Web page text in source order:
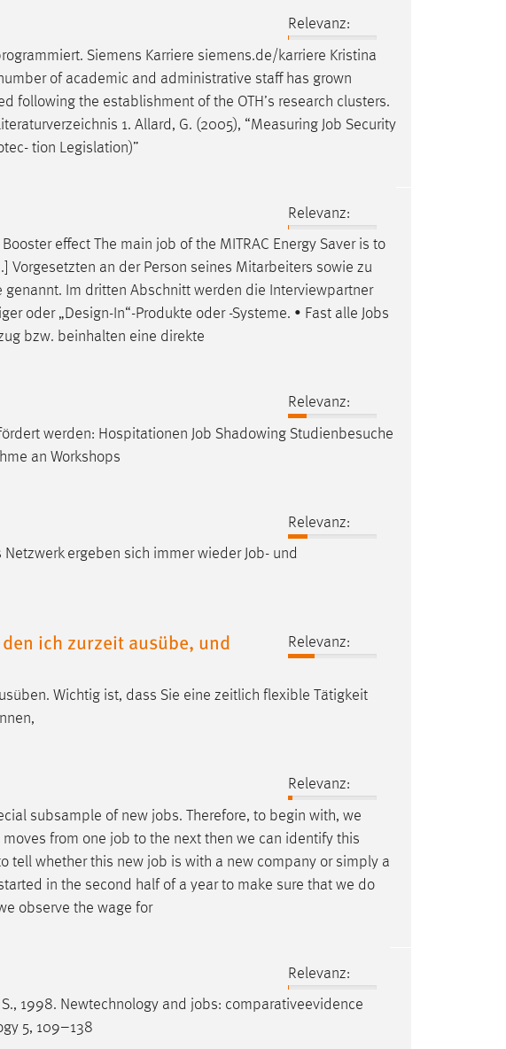
Relevanz:
Siemens Karriere siemens.de/karriere Kristina
of academic and administrative staff has grown
following the establishment of the OTH’s research clusters.
1. Allard, G. (2005), “Measuring Job Security
tion Legislation)”
Relevanz:
effect The main job of the MITRAC Energy Saver is to
an der Person seines Mitarbeiters sowie zu
genannt. Im dritten Abschnitt werden die Interviewpartner
oder „Design-In“-Produkte oder -Systeme. • Fast alle Jobs
bzw. beinhalten eine direkte
Relevanz:
werden: Hospitationen Job Shadowing Studienbesuche
an Workshops
Relevanz:
ergeben sich immer wieder Job- und
ich zurzeit ausübe, und
Relevanz:
Wichtig ist, dass Sie eine zeitlich flexible Tätigkeit
Relevanz:
subsample of new jobs. Therefore, to begin with, we
from one job to the next then we can identify this
tell whether this new job is with a new company or simply a
in the second half of a year to make sure that we do
observe the wage for
Relevanz:
1998. Newtechnology and jobs: comparativeevidence
5, 109–138